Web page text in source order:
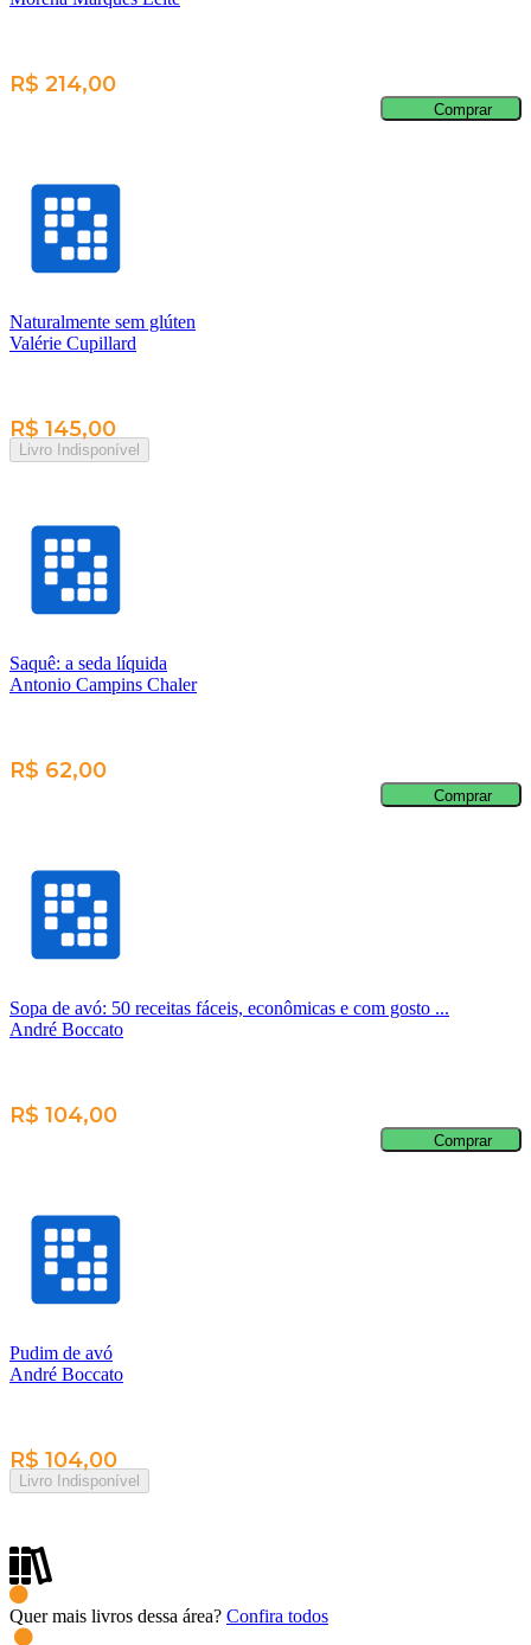
R$ 214,00
Comprar
Naturalmente sem glúten
Valérie Cupillard
R$ 145,00
Livro Indisponível
Saquê: a seda líquida
Antonio Campins Chaler
R$ 62,00
Comprar
Sopa de avó: 50 receitas fáceis, econômicas e com gosto ...
André Boccato
R$ 104,00
Comprar
Pudim de avó
André Boccato
R$ 104,00
Livro Indisponível
Quer mais livros dessa área? Confira todos